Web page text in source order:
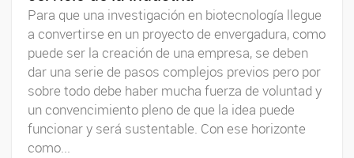
Para que una investigación en biotecnología llegue
a convertirse en un proyecto de envergadura, como
puede ser la creación de una empresa, se deben
dar una serie de pasos complejos previos pero por
sobre todo debe haber mucha fuerza de voluntad y
un convencimiento pleno de que la idea puede
funcionar y será sustentable. Con ese horizonte
como...